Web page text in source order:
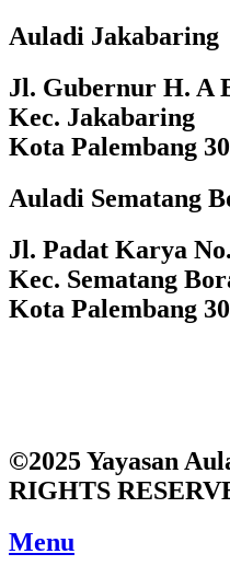
Auladi Jakabaring
Jl. Gubernur H. A
Kec. Jakabaring
Kota Palembang
Auladi Sematang
Jl. Padat Karya
Kec. Sematang
Kota Palembang
©2025 Yayasan
RIGHTS
Menu